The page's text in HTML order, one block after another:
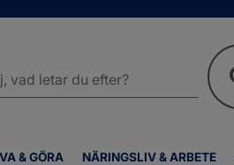
& GÖRA NÄRINGSLIV & ARBETE